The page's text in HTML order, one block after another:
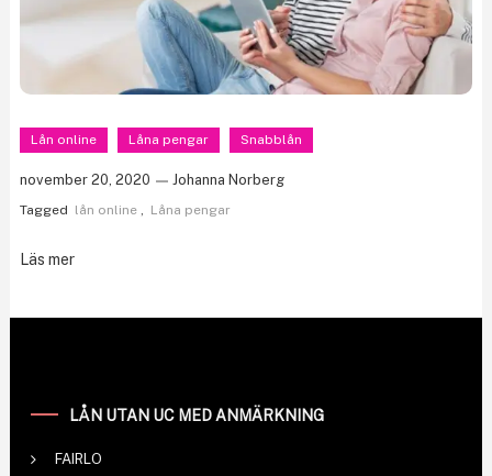
Lån online Låna pengar Snabblån
november 20, 2020 Johanna Norberg
Tagged lån online , Låna pengar
Läs mer
LÅN UTAN UC MED ANMÄRKNING
FAIRLO